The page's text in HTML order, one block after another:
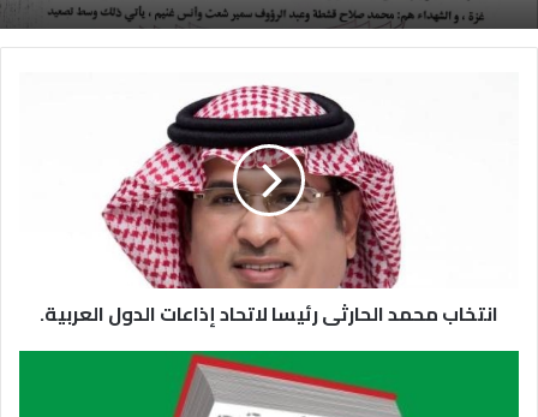
انتخاب محمد الحارثى رئيسا لاتحاد إذاعات الدول العربية.